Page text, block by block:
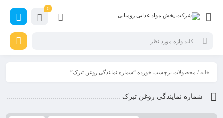
0
خانه / محصولات برچسب خورده “شماره نمایندگی روغن تبرک”
شماره نمایندگی روغن تبرک